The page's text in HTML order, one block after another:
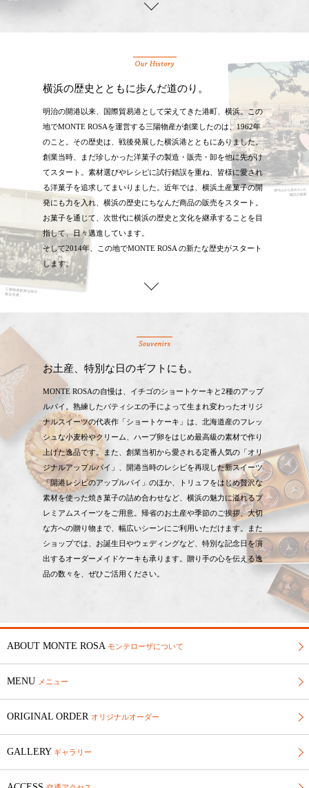
横浜の歴史とともに歩んだ道のり。
明治の開港以来、国際貿易港として栄えてきた港町、横浜。この
地でMONTE ROSAを運営する三陽物産が創業したのは、1962年
のこと。その歴史は、戦後発展した横浜港とともにありました。
創業当時、まだ珍しかった洋菓子の製造・販売・卸を他に先がけ
てスタート。素材選びやレシピに試行錯誤を重ね、皆様に愛され
る洋菓子を追求してまいりました。近年では、横浜土産菓子の開
発にも力を入れ、横浜の歴史にちなんだ商品の販売をスタート。
お菓子を通じて、次世代に横浜の歴史と文化を継承することを目
指して、日々邁進しています。
そして2014年、この地でMONTE ROSA の新たな歴史がスタート
します。
お土産、特別な日のギフトにも。
MONTE ROSAの自慢は、イチゴのショートケーキと2種のアップ
ルパイ。熟練したパティシエの手によって生まれ変わったオリジ
ナルスイーツの代表作「ショートケーキ」は、北海道産のフレッ
シュな小麦粉やクリーム、ハーブ卵をはじめ最高級の素材で作り
上げた逸品です。また、創業当初から愛される定番人気の「オリ
ジナルアップルパイ」、開港当時のレシピを再現した新スイーツ
「開港レシピのアップルパイ」のほか、トリュフをはじめ贅沢な
素材を使った焼き菓子の詰め合わせなど、横浜の魅力に溢れるプ
レミアムスイーツをご用意。帰省のお土産や季節のご挨拶、大切
な方への贈り物まで、幅広いシーンにご利用いただけます。また
ショップでは、お誕生日やウェディングなど、特別な記念日を演
出するオーダーメイドケーキも承ります。贈り手の心を伝える逸
品の数々を、ぜひご活用ください。
ABOUT MONTE ROSA モンテローザについて
MENU メニュー
ORIGINAL ORDER オリジナルオーダー
GALLERY ギャラリー